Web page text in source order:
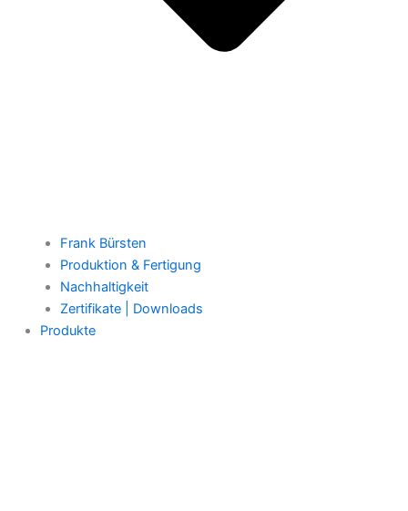
Frank Bürsten
Produktion & Fertigung
Nachhaltigkeit
Zertifikate | Downloads
Produkte